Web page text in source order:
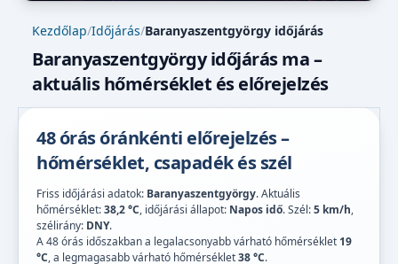
Kezdőlap/Időjárás/Baranyaszentgyörgy időjárás
Baranyaszentgyörgy időjárás ma –
aktuális hőmérséklet és előrejelzés
48 órás óránkénti előrejelzés –
hőmérséklet, csapadék és szél
Friss időjárási adatok: Baranyaszentgyörgy. Aktuális
hőmérséklet:38,2 °C, időjárási állapot: Napos idő. Szél:5 km/h,
szélirány: DNY.
A 48 órás időszakban a legalacsonyabb várható hőmérséklet 19
°C, a legmagasabb várható hőmérséklet38 °C.